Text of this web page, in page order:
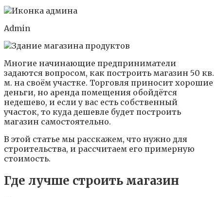
Admin
Многие начинающие предприниматели
задаются вопросом, как построить магазин 50 кв.
м. на своём участке. Торговля приносит хорошие
деньги, но аренда помещения обойдётся
недешево, и если у вас есть собственный
участок, то куда дешевле будет построить
магазин самостоятельно.
В этой статье мы расскажем, что нужно для
строительства, и рассчитаем его примерную
стоимость.
Где лучше строить магазин